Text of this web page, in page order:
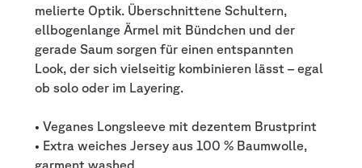
melierte Optik. Überschnittene Schultern,
ellbogenlange Ärmel mit Bündchen und der
gerade Saum sorgen für einen entspannten
Look, der sich vielseitig kombinieren lässt – egal
ob solo oder im Layering.
• Veganes Longsleeve mit dezentem Brustprint
• Extra weiches Jersey aus 100 % Baumwolle,
garment washed